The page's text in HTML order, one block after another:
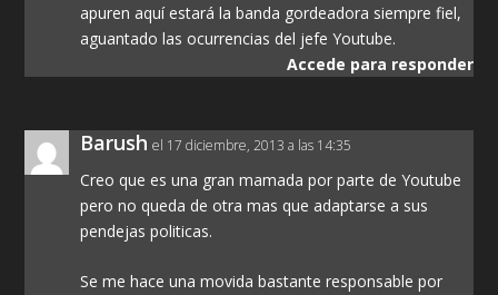
apuren aquí estará la banda gordeadora siempre fiel,
aguantado las ocurrencias del jefe Youtube.
Accede para responder
Barush el 17 diciembre, 2013 a las 14:35
Creo que es una gran mamada por parte de Youtube
pero no queda de otra mas que adaptarse a sus
pendejas politicas.
Se me hace una movida bastante responsable por